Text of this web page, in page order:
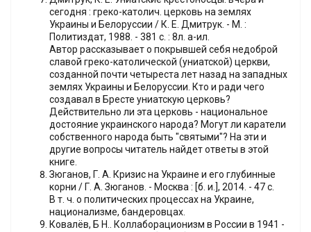
сегодня : греко-католич. церковь на землях
Украины и Белоруссии / К. Е. Дмитрук. - М. :
Политиздат, 1988. - 381 с. : 8л. a-ил.
Автор рассказывает о покрывшей себя недоброй
славой греко-католической (униатской) церкви,
созданной почти четыреста лет назад на западных
землях Украины и Белоруссии. Кто и ради чего
создавал в Бресте униатскую церковь?
Действительно ли эта церковь - национальное
достояние украинского народа? Могут ли каратели
собственного народа быть "святыми"? На эти и
другие вопросы читатель найдет ответы в этой
книге.
Зюганов, Г. А. Кризис на Украине и его глубинные
корни / Г. А. Зюганов. - Москва : [б. и.], 2014. - 47 с.
В т. ч. о политических процессах на Украине,
национализме, бандеровцах.
Ковалёв, Б Н.. Коллаборационизм в России в 1941 -